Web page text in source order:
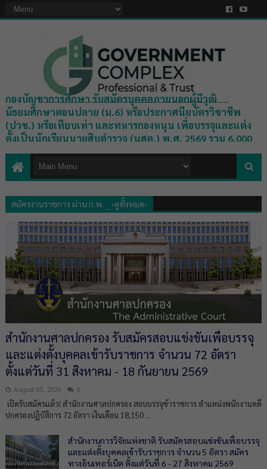
กองบัญชาการศึกษา รับสมัครบุคคลภายนอกผู้มีวุฒิ
มัธยมศึกษาตอนปลาย (ม.6) หรือประกาศนียบัตรวิชาชีพ
(ปวช.) หรือเทียบเท่า และทหารกองหนุน เพื่อบรรจุและแต่ง
ตั้งเป็นนักเรียนนายสิบตำรวจ (นสต.) พ.ศ. 2569 รวม 6,000
อัตรา ตั้งแต่วันที่ 8 - 19 ส.ค. 69
สมัครงานราชการ ผ่าน ก.พ. __‹ดูทั้งหมด›
สำนักงานศาลปกครอง รับสมัครสอบแข่งขันเพื่อบรรจุ
และแต่งตั้งบุคคลเข้ารับราชการ จำนวน 72 อัตรา
ตั้งแต่วันที่ 31 สิงหาคม - 18 กันยายน 2569
August 05, 2026 0
เปิดรับสมัครแล้ว! สำนักงานศาลปกครอง สอบบรรจุข้าราชการ ตำแหน่งพนักงานคดี
ปกครองปฏิบัติการ 72 อัตรา เงินเดือน 18,150 ...
สำนักงานการวิจัยแห่งชาติ รับสมัครสอบแข่งขันเพื่อบรรจุ
และแต่งตั้งบุคคลเข้ารับราชการ จำนวน 5 อัตรา สมัคร
ทางอินเทอร์เน็ต ตั้งแต่วันที่ 6 - 27 สิงหาคม 2569